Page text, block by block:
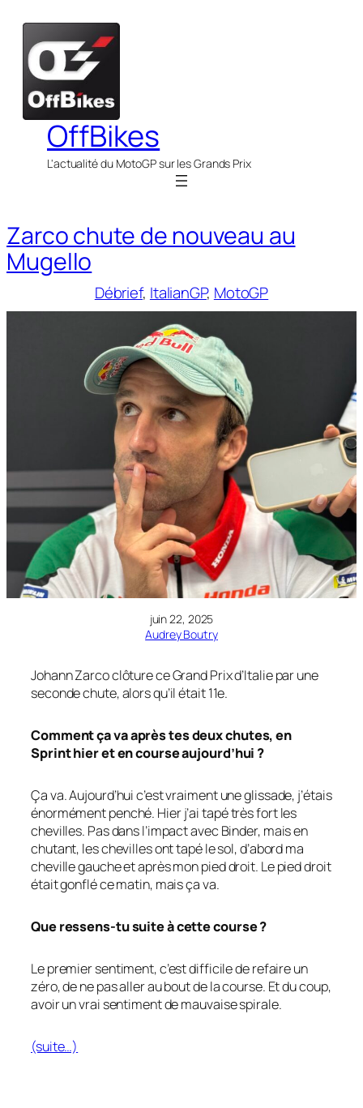
contenu
OffBikes
L'actualité du MotoGP sur les Grands Prix
Zarco chute de nouveau au
Mugello
Débrief, ItalianGP, MotoGP
juin 22, 2025
Audrey Boutry
Johann Zarco clôture ce Grand Prix d’Italie par une
seconde chute, alors qu’il était 11e.
Comment ça va après tes deux chutes, en
Sprint hier et en course aujourd’hui ?
Ça va. Aujourd’hui c’est vraiment une glissade, j’étais
énormément penché. Hier j’ai tapé très fort les
chevilles. Pas dans l’impact avec Binder, mais en
chutant, les chevilles ont tapé le sol, d’abord ma
cheville gauche et après mon pied droit. Le pied droit
était gonflé ce matin, mais ça va.
Que ressens-tu suite à cette course ?
Le premier sentiment, c’est difficile de refaire un
zéro, de ne pas aller au bout de la course. Et du coup,
avoir un vrai sentiment de mauvaise spirale.
(suite…)